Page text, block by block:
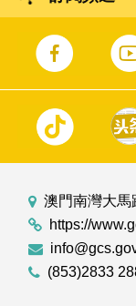
澳門南灣大
https://
(853)2833